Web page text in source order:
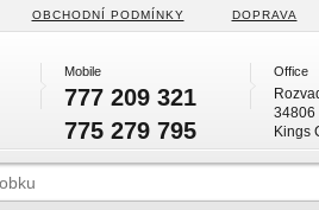
OBCHODNÍ PODMÍNKY DOPRAVA
Mobile
777 209 321
775 279 795
Office
34806
Kings